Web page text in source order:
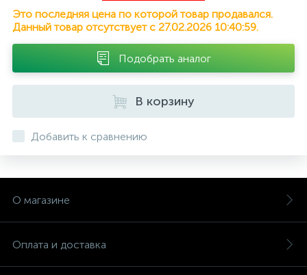
Это последняя цена по которой товар продавался.
Данный товар отсутствует с 27.02.2026 10:40:59.
Подобрать аналог
В корзину
Добавить к сравнению
О магазине
Оплата и доставка